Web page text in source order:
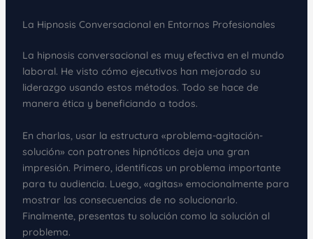
La Hipnosis Conversacional en Entornos Profesionales
La hipnosis conversacional es muy efectiva en el mundo
laboral. He visto cómo ejecutivos han mejorado su
liderazgo usando estos métodos. Todo se hace de
manera ética y beneficiando a todos.
En charlas, usar la estructura «problema-agitación-
solución» con patrones hipnóticos deja una gran
impresión. Primero, identificas un problema importante
para tu audiencia. Luego, «agitas» emocionalmente para
mostrar las consecuencias de no solucionarlo.
Finalmente, presentas tu solución como la solución al
problema.